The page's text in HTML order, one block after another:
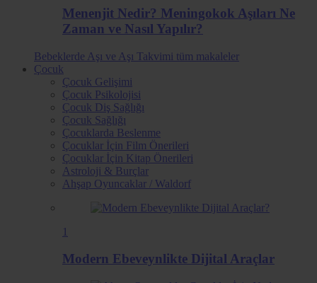
Menenjit Nedir? Meningokok Aşıları Ne
Zaman ve Nasıl Yapılır?
Bebeklerde Aşı ve Aşı Takvimi tüm makaleler
Çocuk
Çocuk Gelişimi
Çocuk Psikolojisi
Çocuk Diş Sağlığı
Çocuk Sağlığı
Çocuklarda Beslenme
Çocuklar İçin Film Önerileri
Çocuklar İçin Kitap Önerileri
Astroloji & Burçlar
Ahşap Oyuncaklar / Waldorf
1
Modern Ebeveynlikte Dijital Araçlar